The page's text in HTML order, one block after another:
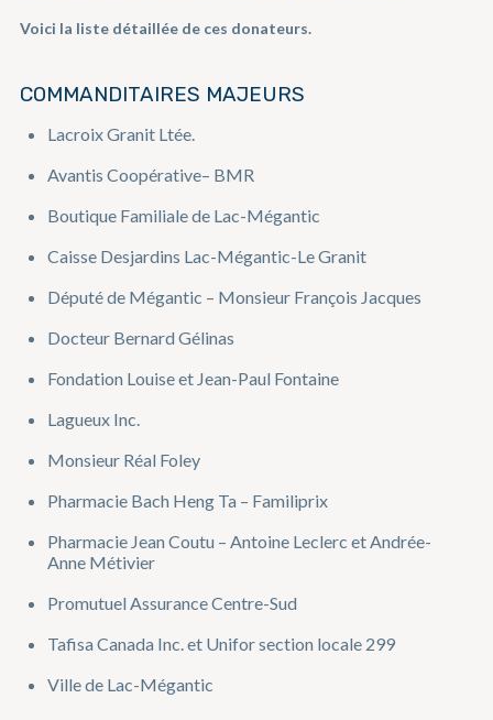
Voici la liste détaillée de ces donateurs.
COMMANDITAIRES MAJEURS
Lacroix Granit Ltée.
Avantis Coopérative– BMR
Boutique Familiale de Lac-Mégantic
Caisse Desjardins Lac-Mégantic-Le Granit
Député de Mégantic – Monsieur François Jacques
Docteur Bernard Gélinas
Fondation Louise et Jean-Paul Fontaine
Lagueux Inc.
Monsieur Réal Foley
Pharmacie Bach Heng Ta – Familiprix
Pharmacie Jean Coutu – Antoine Leclerc et Andrée-
Anne Métivier
Promutuel Assurance Centre-Sud
Tafisa Canada Inc. et Unifor section locale 299
Ville de Lac-Mégantic